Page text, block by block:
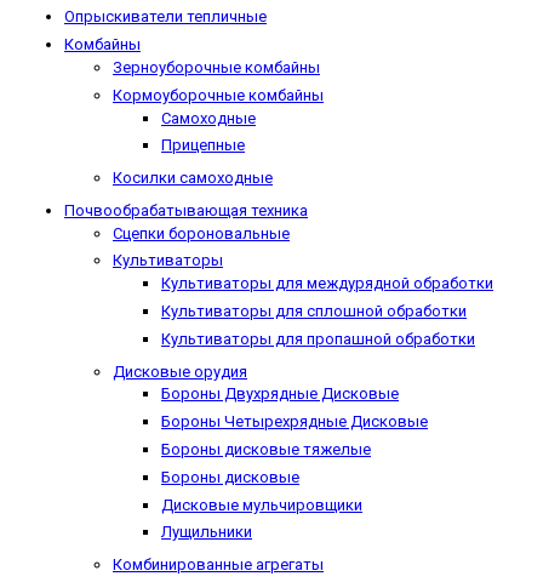
Опрыскиватели тепличные
Комбайны
Зерноуборочные комбайны
Кормоуборочные комбайны
Самоходные
Прицепные
Косилки самоходные
Почвообрабатывающая техника
Сцепки бороновальные
Культиваторы
Культиваторы для междурядной обработки
Культиваторы для сплошной обработки
Культиваторы для пропашной обработки
Дисковые орудия
Бороны Двухрядные Дисковые
Бороны Четырехрядные Дисковые
Бороны дисковые тяжелые
Бороны дисковые
Дисковые мульчировщики
Лущильники
Комбинированные агрегаты